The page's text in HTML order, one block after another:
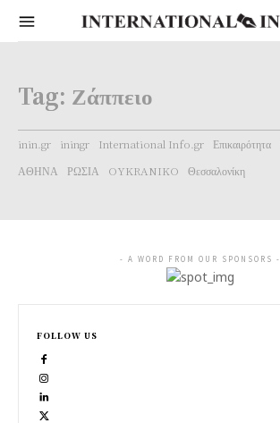
Tag: Ζάππειο
inin.gr iningr International Info.gr Επικαιρότητα
ΑΘΗΝΑ
ΡΩΣΙΑ OYKRANIKO Θεσσαλονίκη
- A WORD FROM OUR SPONSORS -
FOLLOW US